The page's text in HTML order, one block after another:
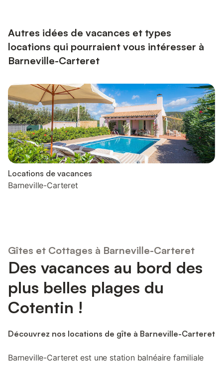
Autres idées de vacances et types
locations qui pourraient vous intéresser à
Barneville-Carteret
Locations de vacances
Barneville-Carteret
Gîtes et Cottages à Barneville-Carteret
Des vacances au bord des
plus belles plages du
Cotentin !
Découvrez nos locations de gîte à Barneville-Carteret
Barneville-Carteret est une station balnéaire familiale